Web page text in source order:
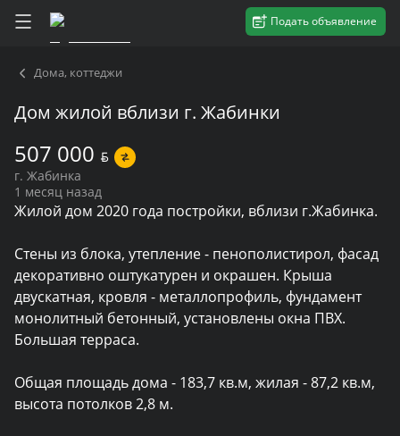
Подать объявление
Дома, коттеджи
Дом жилой вблизи г. Жабинки
507 000 BYN
г. Жабинка
1 месяц назад
Жилой дом 2020 года постройки, вблизи г.Жабинка.
Стены из блока, утепление - пенополистирол, фасад
декоративно оштукатурен и окрашен. Крыша
двускатная, кровля - металлопрофиль, фундамент
монолитный бетонный, установлены окна ПВХ.
Большая терраса.
Общая площадь дома - 183,7 кв.м, жилая - 87,2 кв.м,
высота потолков 2,8 м.